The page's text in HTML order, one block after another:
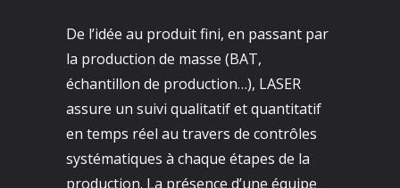
De l’idée au produit fini, en passant par
la production de masse (BAT,
échantillon de production…), LASER
assure un suivi qualitatif et quantitatif
en temps réel au travers de contrôles
systématiques à chaque étapes de la
production. La présence d’une équipe